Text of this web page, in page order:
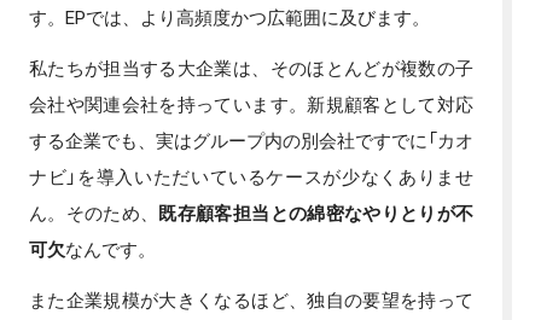
す。EPでは、より高頻度かつ広範囲に及びます。
私たちが担当する大企業は、そのほとんどが複数の子
会社や関連会社を持っています。新規顧客として対応
する企業でも、実はグループ内の別会社ですでに「カオ
ナビ」を導入いただいているケースが少なくありませ
ん。そのため、 既存顧客担当との綿密なやりとりが不
可欠なんです。
また企業規模が大きくなるほど、独自の要望を持って